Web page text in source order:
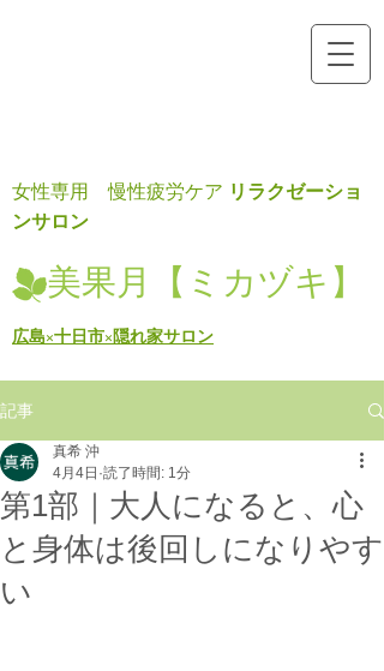
女性専用 慢性疲労ケア リラクゼーショ
ンサロン
美果月【ミカヅキ】
広島×十日市×隠れ家サロン
記事
第1部｜大人になると、心
と身体は後回しになりやす
い
真希 沖
4月4日 読了時間: 1分